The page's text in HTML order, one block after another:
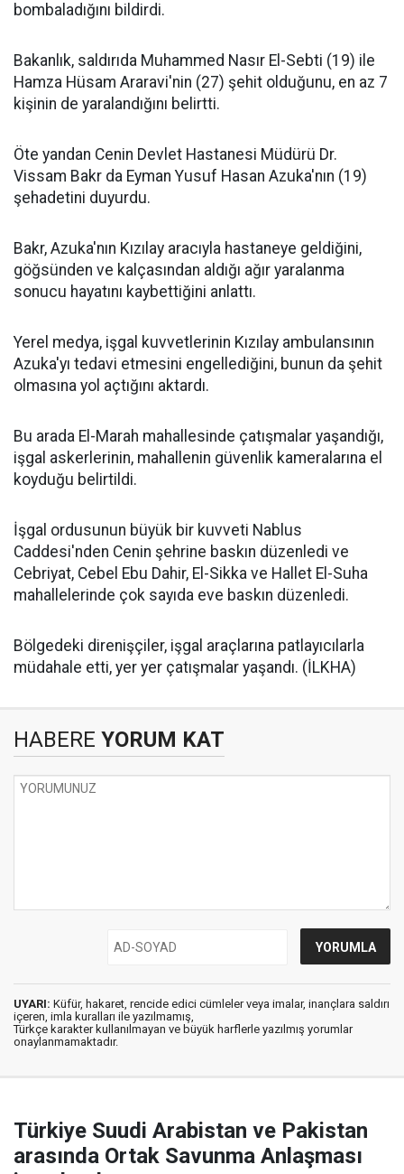
bombaladığını bildirdi.
Bakanlık, saldırıda Muhammed Nasır El-Sebti (19) ile
Hamza Hüsam Araravi'nin (27) şehit olduğunu, en az 7
kişinin de yaralandığını belirtti.
Öte yandan Cenin Devlet Hastanesi Müdürü Dr.
Vissam Bakr da Eyman Yusuf Hasan Azuka'nın (19)
şehadetini duyurdu.
Bakr, Azuka'nın Kızılay aracıyla hastaneye geldiğini,
göğsünden ve kalçasından aldığı ağır yaralanma
sonucu hayatını kaybettiğini anlattı.
Yerel medya, işgal kuvvetlerinin Kızılay ambulansının
Azuka'yı tedavi etmesini engellediğini, bunun da şehit
olmasına yol açtığını aktardı.
Bu arada El-Marah mahallesinde çatışmalar yaşandığı,
işgal askerlerinin, mahallenin güvenlik kameralarına el
koyduğu belirtildi.
İşgal ordusunun büyük bir kuvveti Nablus
Caddesi'nden Cenin şehrine baskın düzenledi ve
Cebriyat, Cebel Ebu Dahir, El-Sikka ve Hallet El-Suha
mahallelerinde çok sayıda eve baskın düzenledi.
Bölgedeki direnişçiler, işgal araçlarına patlayıcılarla
müdahale etti, yer yer çatışmalar yaşandı. (İLKHA)
HABERE YORUM KAT
UYARI: Küfür, hakaret, rencide edici cümleler veya imalar, inançlara saldırı
içeren, imla kuralları ile yazılmamış,
Türkçe karakter kullanılmayan ve büyük harflerle yazılmış yorumlar
onaylanmamaktadır.
Türkiye Suudi Arabistan ve Pakistan
arasında Ortak Savunma Anlaşması